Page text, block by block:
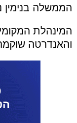
הממשלה בנימין
המינהלת
והאנדרטה